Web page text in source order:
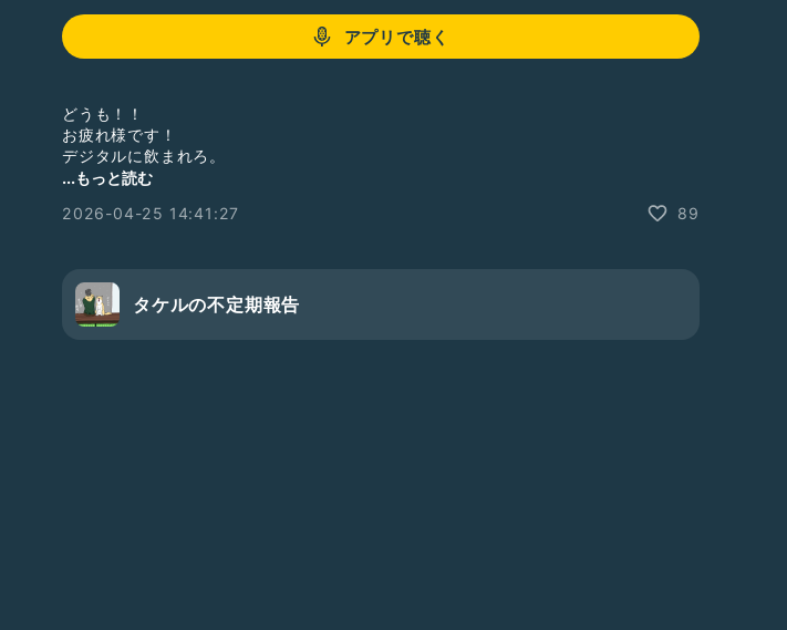
アプリで聴く
どうも！！
お疲れ様です！
デジタルに飲まれろ。
そして、立ち上がれ。
...もっと読む
2026-04-25 14:41:27
89
タケルの不定期報告